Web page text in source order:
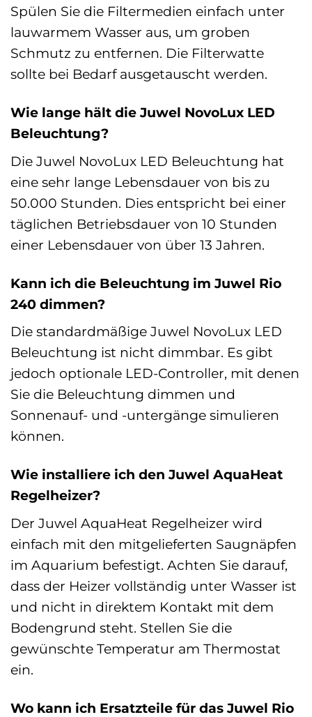
Spülen Sie die Filtermedien einfach unter
lauwarmem Wasser aus, um groben
Schmutz zu entfernen. Die Filterwatte
sollte bei Bedarf ausgetauscht werden.
Wie lange hält die Juwel NovoLux LED
Beleuchtung?
Die Juwel NovoLux LED Beleuchtung hat
eine sehr lange Lebensdauer von bis zu
50.000 Stunden. Dies entspricht bei einer
täglichen Betriebsdauer von 10 Stunden
einer Lebensdauer von über 13 Jahren.
Kann ich die Beleuchtung im Juwel Rio
240 dimmen?
Die standardmäßige Juwel NovoLux LED
Beleuchtung ist nicht dimmbar. Es gibt
jedoch optionale LED-Controller, mit denen
Sie die Beleuchtung dimmen und
Sonnenauf- und -untergänge simulieren
können.
Wie installiere ich den Juwel AquaHeat
Regelheizer?
Der Juwel AquaHeat Regelheizer wird
einfach mit den mitgelieferten Saugnäpfen
im Aquarium befestigt. Achten Sie darauf,
dass der Heizer vollständig unter Wasser ist
und nicht in direktem Kontakt mit dem
Bodengrund steht. Stellen Sie die
gewünschte Temperatur am Thermostat
ein.
Wo kann ich Ersatzteile für das Juwel Rio